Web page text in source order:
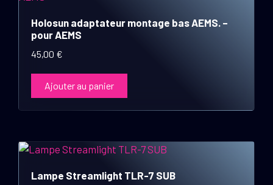
Holosun adaptateur montage bas AEMS. –
pour AEMS
45,00 €
Ajouter au panier
Lampe Streamlight TLR-7 SUB